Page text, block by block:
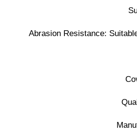
Abrasion Resistance: